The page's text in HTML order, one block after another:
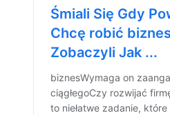
Śmiali Się Gdy
Chcę robić
Zobaczyli Jak ...
biznesWymaga on
ciągłegoCzy rozwijać
to niełatwe zadanie,